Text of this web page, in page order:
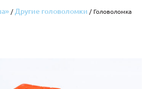
/ Другие головоломки / Головоломка